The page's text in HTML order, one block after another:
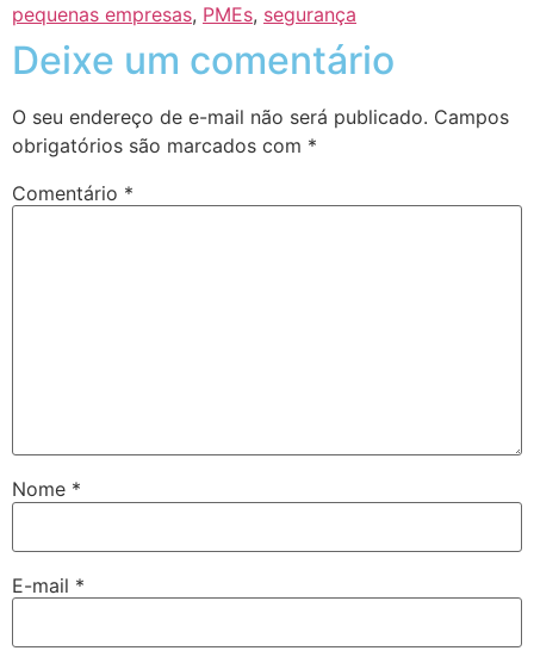
pequenas empresas, PMEs, segurança
Deixe um comentário
O seu endereço de e-mail não será publicado. Campos
obrigatórios são marcados com *
Comentário *
Nome *
E-mail *